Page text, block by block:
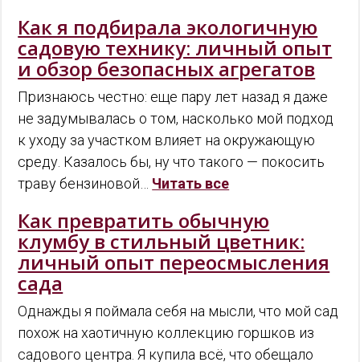
Как я подбирала экологичную
садовую технику: личный опыт
и обзор безопасных агрегатов
Признаюсь честно: еще пару лет назад я даже
не задумывалась о том, насколько мой подход
к уходу за участком влияет на окружающую
среду. Казалось бы, ну что такого — покосить
траву бензиновой… Читать все
Как превратить обычную
клумбу в стильный цветник:
личный опыт переосмысления
сада
Однажды я поймала себя на мысли, что мой сад
похож на хаотичную коллекцию горшков из
садового центра. Я купила всё, что обещало